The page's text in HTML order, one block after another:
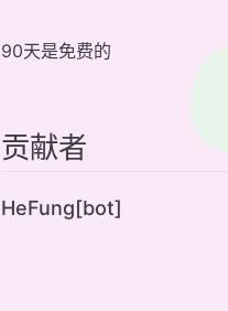
90天是免费的
贡献者
HeFung[bot]